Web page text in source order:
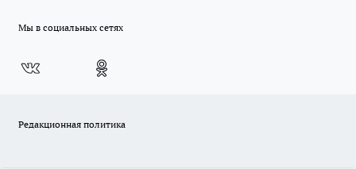
Мы в социальных сетях
Редакционная политика